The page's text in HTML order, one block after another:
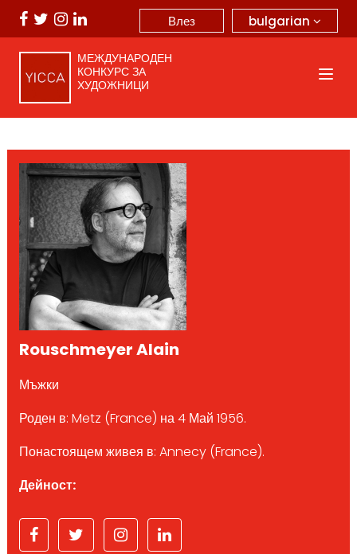
bulgarian
Влез
МЕЖДУНАРОДЕН
КОНКУРС ЗА
ХУДОЖНИЦИ
Rouschmeyer Alain
Мъжки
Роден в: Metz (France) на 4 Май 1956.
Понастоящем живея в: Annecy (France).
Дейност: